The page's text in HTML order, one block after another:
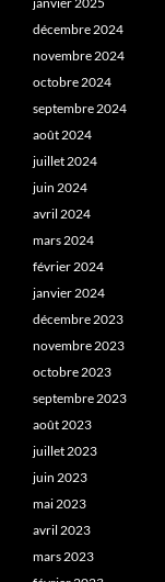
décembre 2024
novembre 2024
octobre 2024
septembre 2024
août 2024
juillet 2024
juin 2024
avril 2024
mars 2024
février 2024
janvier 2024
décembre 2023
novembre 2023
octobre 2023
septembre 2023
août 2023
juillet 2023
juin 2023
mai 2023
avril 2023
mars 2023